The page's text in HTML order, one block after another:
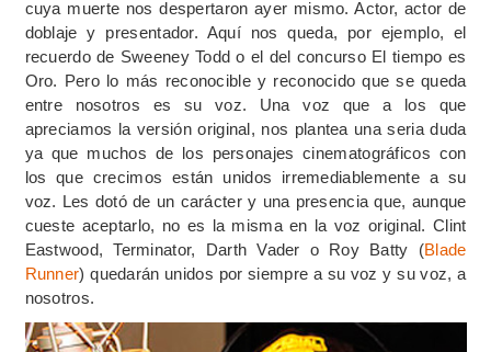
cuya muerte nos despertaron ayer mismo. Actor, actor de
doblaje y presentador. Aquí nos queda, por ejemplo, el
recuerdo de Sweeney Todd o el del concurso El tiempo es
Oro. Pero lo más reconocible y reconocido que se queda
entre nosotros es su voz. Una voz que a los que
apreciamos la versión original, nos plantea una seria duda
ya que muchos de los personajes cinematográficos con
los que crecimos están unidos irremediablemente a su
voz. Les dotó de un carácter y una presencia que, aunque
cueste aceptarlo, no es la misma en la voz original. Clint
Eastwood, Terminator, Darth Vader o Roy Batty (Blade
Runner) quedarán unidos por siempre a su voz y su voz, a
nosotros.